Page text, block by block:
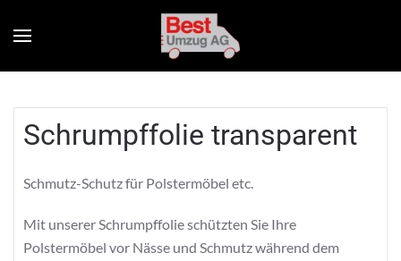
Schrumpffolie transparent
Schmutz-Schutz für Polstermöbel etc.
Mit unserer Schrumpffolie schützten Sie Ihre
Polstermöbel vor Nässe und Schmutz während dem